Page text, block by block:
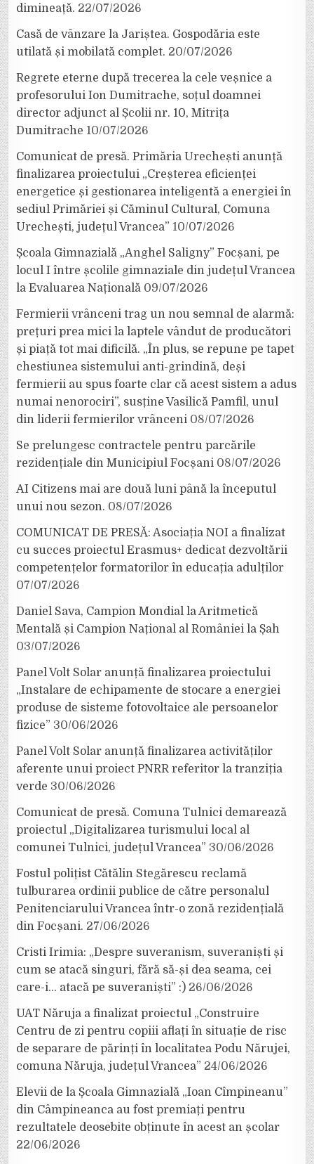
dimineață. 22/07/2026
Casă de vânzare la Jariștea. Gospodăria este
utilată și mobilată complet. 20/07/2026
Regrete eterne după trecerea la cele veșnice a
profesorului Ion Dumitrache, soțul doamnei
director adjunct al Școlii nr. 10, Mitrița
Dumitrache 10/07/2026
Comunicat de presă. Primăria Urechești anunță
finalizarea proiectului „Creșterea eficienței
energetice și gestionarea inteligentă a energiei în
sediul Primăriei și Căminul Cultural, Comuna
Urechești, județul Vrancea” 10/07/2026
Școala Gimnazială „Anghel Saligny” Focșani, pe
locul I între școlile gimnaziale din județul Vrancea
la Evaluarea Națională 09/07/2026
Fermierii vrânceni trag un nou semnal de alarmă:
prețuri prea mici la laptele vândut de producători
și piață tot mai dificilă. „În plus, se repune pe tapet
chestiunea sistemului anti-grindină, deși
fermierii au spus foarte clar că acest sistem a adus
numai nenorociri”, susține Vasilică Pamfil, unul
din liderii fermierilor vrânceni 08/07/2026
Se prelungesc contractele pentru parcările
rezidențiale din Municipiul Focșani 08/07/2026
AI Citizens mai are două luni până la începutul
unui nou sezon. 08/07/2026
COMUNICAT DE PRESĂ: Asociația NOI a finalizat
cu succes proiectul Erasmus+ dedicat dezvoltării
competențelor formatorilor în educația adulților
07/07/2026
Daniel Sava, Campion Mondial la Aritmetică
Mentală și Campion Național al României la Șah
03/07/2026
Panel Volt Solar anunță finalizarea proiectului
„Instalare de echipamente de stocare a energiei
produse de sisteme fotovoltaice ale persoanelor
fizice” 30/06/2026
Panel Volt Solar anunță finalizarea activităților
aferente unui proiect PNRR referitor la tranziția
verde 30/06/2026
Comunicat de presă. Comuna Tulnici demarează
proiectul „Digitalizarea turismului local al
comunei Tulnici, județul Vrancea” 30/06/2026
Fostul polițist Cătălin Stegărescu reclamă
tulburarea ordinii publice de către personalul
Penitenciarului Vrancea într-o zonă rezidențială
din Focșani. 27/06/2026
Cristi Irimia: „Despre suveranism, suveraniști și
cum se atacă singuri, fără să-și dea seama, cei
care-i… atacă pe suveraniști” :) 26/06/2026
UAT Năruja a finalizat proiectul „Construire
Centru de zi pentru copiii aflați în situație de risc
de separare de părinți în localitatea Podu Nărujei,
comuna Năruja, județul Vrancea” 24/06/2026
Elevii de la Școala Gimnazială „Ioan Cîmpineanu”
din Câmpineanca au fost premiați pentru
rezultatele deosebite obținute în acest an școlar
22/06/2026